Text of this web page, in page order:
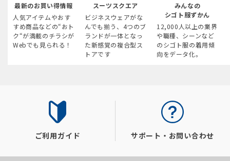
最新のお買い得情報
人気アイテムやおす
すめ商品などの“おト
ク“が満載のチラシが
Webでも見られる！
スーツスクエア
ビジネスウェアがな
んでも揃う、4つのブ
ランドが一体となっ
た新感覚の複合型ス
トアです
みんなの
シゴト服ずかん
12,000人以上の業界
や職種、シーンなど
のシゴト服の着用傾
向をデータ化。
ご利用ガイド サポート・お問い合わせ